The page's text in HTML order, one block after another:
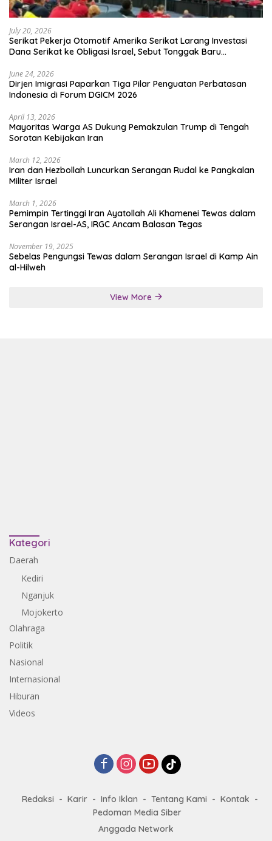
July 20, 2026
Serikat Pekerja Otomotif Amerika Serikat Larang Investasi
Dana Serikat ke Obligasi Israel, Sebut Tonggak Baru
June 24, 2026
Dirjen Imigrasi Paparkan Tiga Pilar Penguatan Perbatasan
Indonesia di Forum DGICM 2026
April 13, 2026
Mayoritas Warga AS Dukung Pemakzulan Trump di Tengah
Sorotan Kebijakan Iran
March 12, 2026
Iran dan Hezbollah Luncurkan Serangan Rudal ke Pangkalan
Militer Israel
March 1, 2026
Pemimpin Tertinggi Iran Ayatollah Ali Khamenei Tewas dalam
Serangan Israel-AS, IRGC Ancam Balasan Tegas
November 19, 2025
Sebelas Pengungsi Tewas dalam Serangan Israel di Kamp Ain
al-Hilweh
View More
Kategori
Daerah
Kediri
Nganjuk
Mojokerto
Olahraga
Politik
Nasional
Internasional
Hiburan
Videos
Redaksi Karir Info Iklan Tentang Kami
Kontak
Pedoman Media Siber
Anggada Network